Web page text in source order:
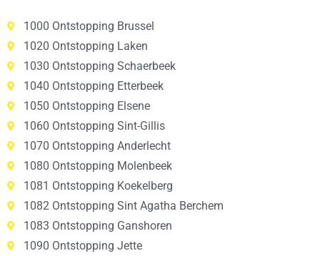
1000 Ontstopping Brussel
1020 Ontstopping Laken
1030 Ontstopping Schaerbeek
1040 Ontstopping Etterbeek
1050 Ontstopping Elsene
1060 Ontstopping Sint-Gillis
1070 Ontstopping Anderlecht
1080 Ontstopping Molenbeek
1081 Ontstopping Koekelberg
1082 Ontstopping Sint Agatha Berchem
1083 Ontstopping Ganshoren
1090 Ontstopping Jette